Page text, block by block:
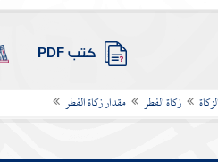
كتب PDF
زكاة الفطر مقدار زكاة الفطر